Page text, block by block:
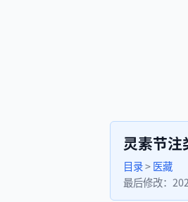
灵素节注
目录>医藏
最后修改：